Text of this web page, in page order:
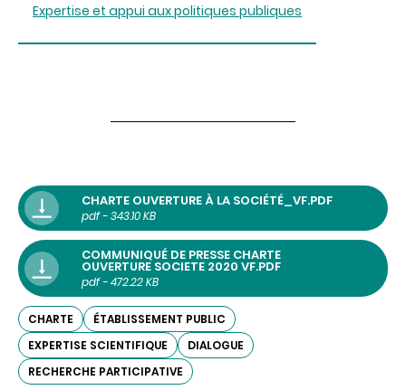
Expertise et appui aux politiques publiques
CHARTE OUVERTURE À LA SOCIÉTÉ_VF.PDF
pdf - 343.10 KB
COMMUNIQUÉ DE PRESSE CHARTE
OUVERTURE SOCIETE 2020 VF.PDF
pdf - 472.22 KB
CHARTE
ÉTABLISSEMENT PUBLIC
EXPERTISE SCIENTIFIQUE
DIALOGUE
RECHERCHE PARTICIPATIVE